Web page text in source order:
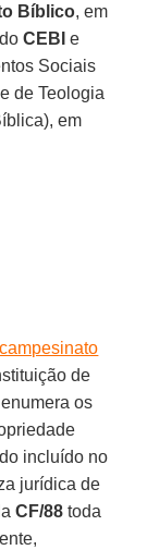
Bíblico, em
doCEBI e
Sociais
e de Teologia
em
campesinato
de
os
incluído no
jurídica de
CF/88 toda